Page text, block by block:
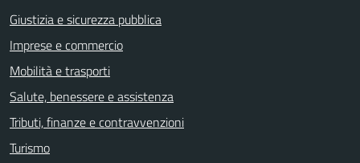
Giustizia e sicurezza pubblica
Imprese e commercio
Mobilità e trasporti
Salute, benessere e assistenza
Tributi, finanze e contravvenzioni
Turismo